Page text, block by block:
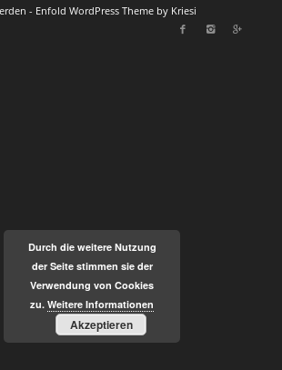
- Enfold WordPress Theme by Kriesi
Durch die weitere Nutzung
der Seite stimmen sie der
Verwendung von Cookies
zu. Weitere Informationen
Akzeptieren